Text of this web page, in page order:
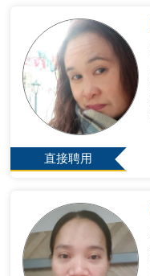
直接聘用